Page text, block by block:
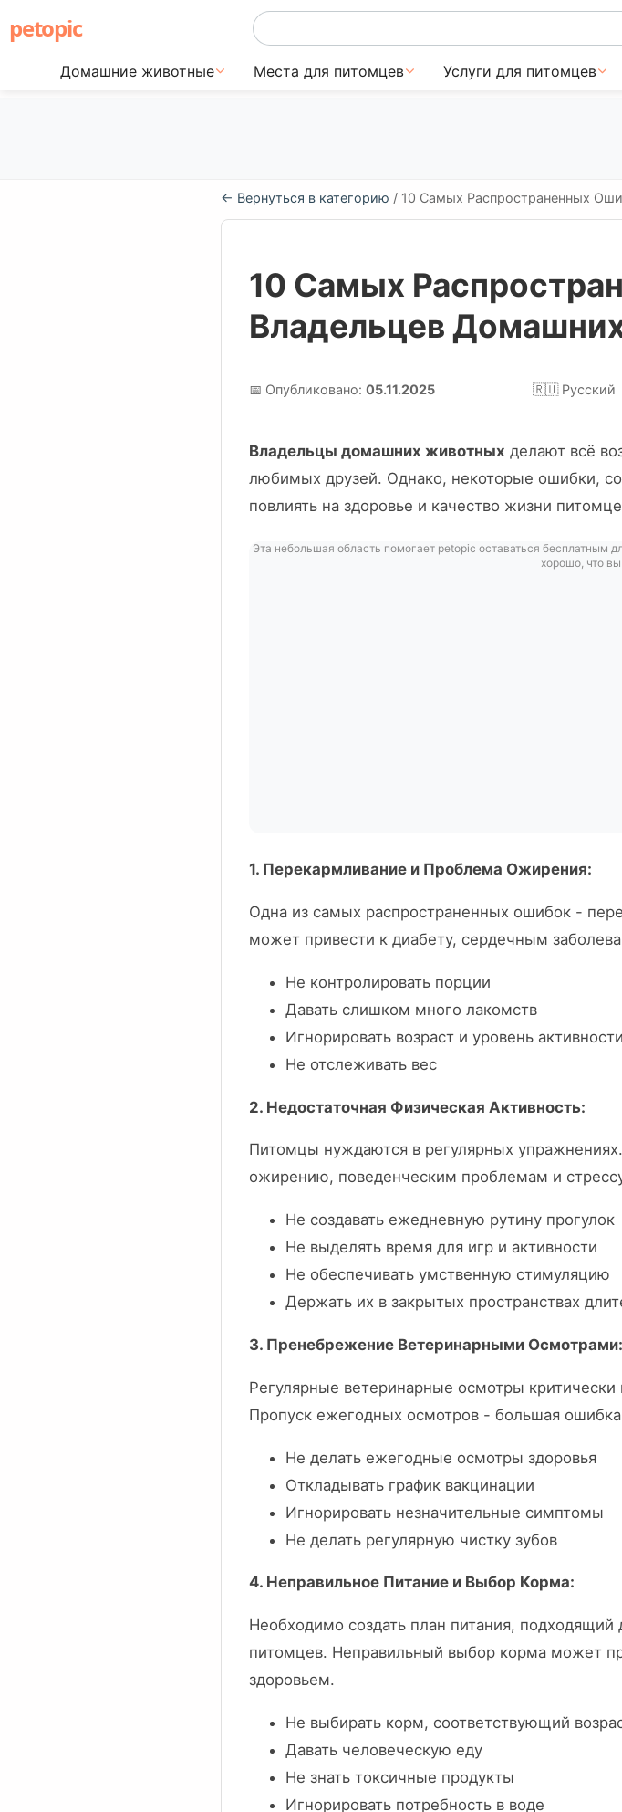
petopic
Домашние животные Места для питомцев Услуги для питомцев
← Вернуться в категорию / 10 Самых Распространенных
10 Самых
Владельцев
📅 Опубликовано: 05.11.2025 🇷🇺 Русский
Владельцы домашних животных делают всё
любимых друзей. Однако, некоторые ошибки,
повлиять на здоровье и качество жизни
Эта небольшая область помогает petopic оставаться бесплатным
хорошо, что
1. Перекармливание и Проблема Ожирения:
Одна из самых распространенных ошибок -
может привести к диабету, сердечным
Не контролировать порции
Давать слишком много лакомств
Игнорировать возраст и уровень активности
Не отслеживать вес
2. Недостаточная Физическая Активность:
Питомцы нуждаются в регулярных
ожирению, поведенческим проблемам и
Не создавать ежедневную рутину прогулок
Не выделять время для игр и активности
Не обеспечивать умственную стимуляцию
Держать их в закрытых пространствах
3. Пренебрежение Ветеринарными Осмотрами:
Регулярные ветеринарные осмотры
Пропуск ежегодных осмотров - большая
Не делать ежегодные осмотры здоровья
Откладывать график вакцинации
Игнорировать незначительные симптомы
Не делать регулярную чистку зубов
4. Неправильное Питание и Выбор Корма:
Необходимо создать план питания, подходящий
питомцев. Неправильный выбор корма может
здоровьем.
Не выбирать корм, соответствующий
Давать человеческую еду
Не знать токсичные продукты
Игнорировать потребность в воде